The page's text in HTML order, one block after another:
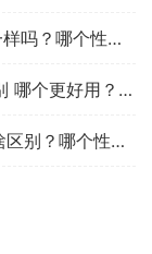
【在线等】爱普生730kii和730k驱动一样吗？哪个性价比高、质量更好
口碑剖析实情创想三维ender3和3S区别 哪个更好用？谁是性价比之王
【买家后悔】惠普p1108与惠普108有啥区别？哪个性价比高、质量更好